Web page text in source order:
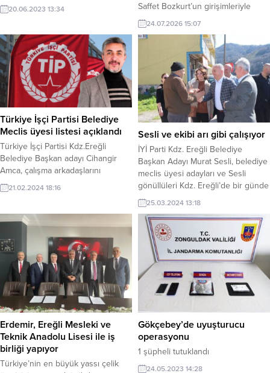
20.06.2023 13:34
Saffet Bozkurt’un girişimleriyle
Kdz.Ereğli Orman İşletme
Müdürlüğünün işmakinesi parkuru
kuvvetleniyor
24.07.2026 15:07
Türkiye İşçi Partisi Belediye
Meclis üyesi listesi açıklandı
Türkiye İşçi Partisi Kdz.Ereğli
Belediye Başkan adayı Cihangir
Amca, çalışma arkadaşlarını
kamuoyuna sundu.
21.02.2024 18:16
Sesli ve ekibi arı gibi çalışıyor
İYİ Parti Kdz. Ereğli Belediye
Başkan Adayı Murat Sesli, belediye
meclis üyesi adayları ve Sesli
gönüllüleri Kdz. Ereğli’de bir günde
5 mahallede birden seçim çalışması
yaptı. Sabah saatlerinde Kışla’dan
seçim çalışmalarına başlayan Sesli
ve ekibi akşam saatlerinde ise
Hamzafakıhlı Mahallesi’nde seçim
çalışmasına devam etti.
25.03.2024 13:18
Erdemir, Ereğli Mesleki ve
Teknik Anadolu Lisesi ile iş
birliği yapıyor
Türkiye’nin en büyük yassı çelik
Gökçebey’de uyuşturucu
operasyonu
1 şüpheli tutuklandı
24.05.2023 14:28